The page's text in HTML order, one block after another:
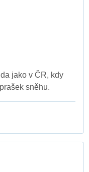
jako v ČR, kdy
sněhu.